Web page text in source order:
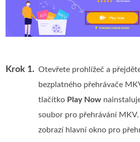
Krok 1. Otevřete prohlížeč a
bezplatného přehrávače
tlačítko Play Now
soubor pro přehrávání
zobrazí hlavní okno pro